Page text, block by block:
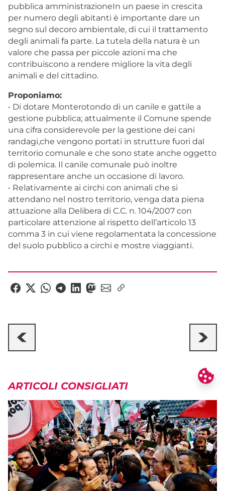
pubblica amministrazioneIn un paese in crescita
per numero degli abitanti è importante dare un
segno sul decoro ambientale, di cui il trattamento
degli animali fa parte. La tutela della natura è un
valore che passa per piccole azioni ma che
contribuiscono a rendere migliore la vita degli
animali e del cittadino.
Proponiamo:
• Di dotare Monterotondo di un canile e gattile a
gestione pubblica; attualmente il Comune spende
una cifra considerevole per la gestione dei cani
randagi,che vengono portati in strutture fuori dal
territorio comunale e che sono state anche oggetto
di polemica. Il canile comunale può inoltre
rappresentare anche un occasione di lavoro.
• Relativamente ai circhi con animali che si
attendano nel nostro territorio, venga data piena
attuazione alla Delibera di C.C. n. 104/2007 con
particolare attenzione al rispetto dell’articolo 13
comma 3 in cui viene regolamentata la concessione
del suolo pubblico a circhi e mostre viaggianti.
ARTICOLI CONSIGLIATI